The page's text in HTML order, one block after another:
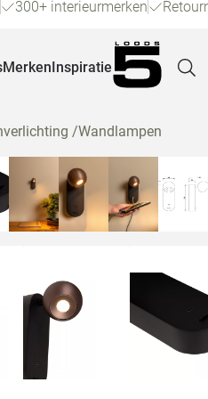
300+ interieurmerken
MerkenInspiratie
/Wandlampen